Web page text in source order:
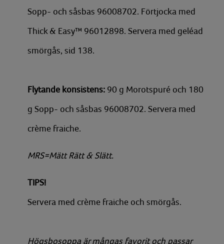
Sopp- och såsbas 96008702. Förtjocka med
Thick & Easy™ 96012898. Servera med geléad
smörgås, sid 138.
Flytande konsistens: 90 g Morotspuré och 180
g Sopp- och såsbas 96008702. Servera med
crème fraiche.
MRS=Mätt Rätt & Slätt.
TIPS!
Servera med crème fraiche och smörgås.
Högsbosoppa är mångas favorit och passar